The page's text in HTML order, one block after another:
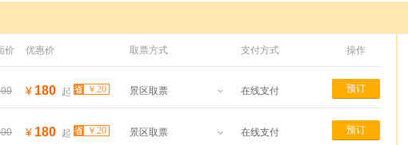
价 优惠价 取票方式 支付方式 操作
¥ 180 起 ￥20 景区取票 在线支付 预订
¥ 180 起 ￥20 景区取票 在线支付 预订